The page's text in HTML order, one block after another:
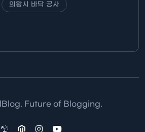
의왕시 바닥 공사
Future of Blogging.